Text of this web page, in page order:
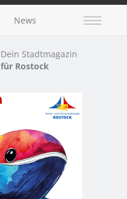
News
Dein Stadtmagazin
für Rostock